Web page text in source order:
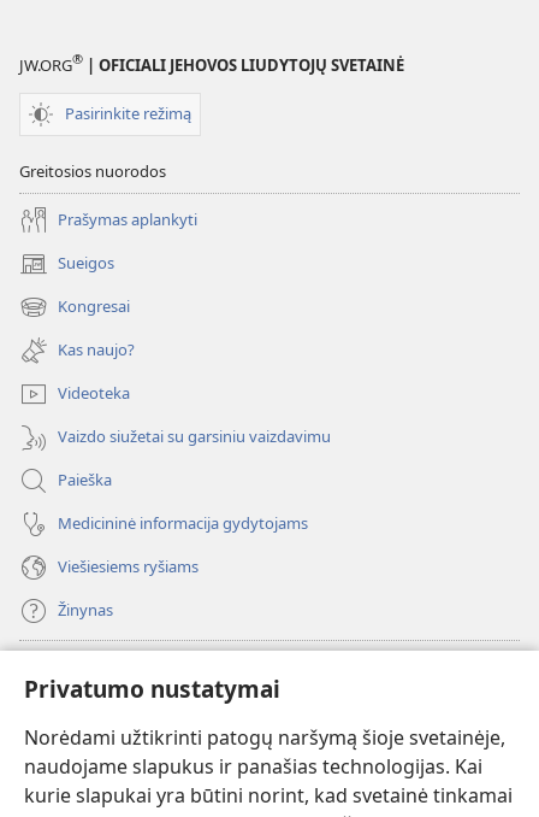
Privatumo nustatymai
Norėdami užtikrinti patogų naršymą šioje svetainėje,
naudojame slapukus ir panašias technologijas. Kai
kurie slapukai yra būtini norint, kad svetainė tinkamai
JW.ORG® | OFICIALI JEHOVOS LIUDYTOJŲ SVETAINĖ
Pasirinkite režimą
Greitosios nuorodos
Prašymas aplankyti
Sueigos
(atsiveria
naujas
langas)
Kongresai
(atsiveria
naujas
langas)
Kas naujo?
Videoteka
Vaizdo siužetai su garsiniu vaizdavimu
Paieška
Medicininė informacija gydytojams
Viešiesiems ryšiams
Žinynas
(atsiveria
naujas
langas)Sargybos bokšto INTERNETINĖ BIBLIOTEKA
(atsiveria
naujas
langas)JW Hub ®
(atsiveria